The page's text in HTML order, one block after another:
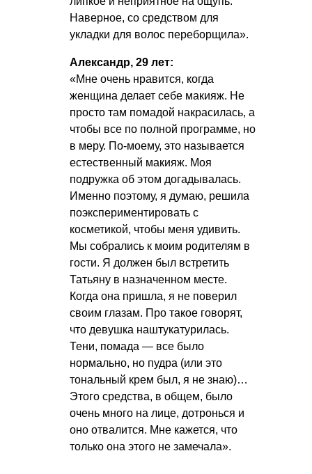
Наверное, со средством для
укладки для волос переборщила».
Александр, 29 лет:
«Мне очень нравится, когда
женщина делает себе макияж. Не
просто там помадой накрасилась, а
чтобы все по полной программе, но
в меру. По-моему, это называется
естественный макияж. Моя
подружка об этом догадывалась.
Именно поэтому, я думаю, решила
поэкспериментировать с
косметикой, чтобы меня удивить.
Мы собрались к моим родителям в
гости. Я должен был встретить
Татьяну в назначенном месте.
Когда она пришла, я не поверил
своим глазам. Про такое говорят,
что девушка наштукатурилась.
Тени, помада — все было
нормально, но пудра (или это
тональный крем был, я не знаю)…
Этого средства, в общем, было
очень много на лице, дотронься и
оно отвалится. Мне кажется, что
только она этого не замечала».